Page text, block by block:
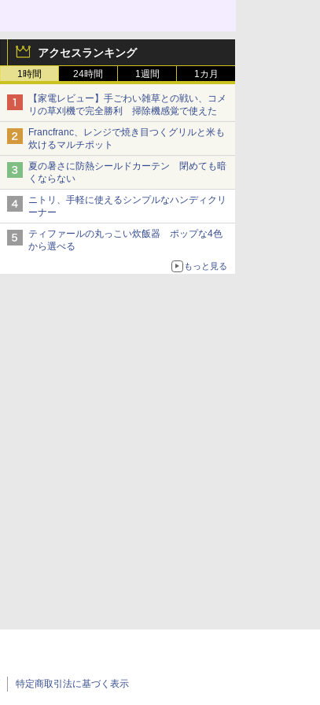
アクセスランキング
1時間 24時間 1週間 1カ月
【家電レビュー】手ごわい雑草との戦い、コメ
リの草刈機で完全勝利 掃除機感覚で使えた
Francfranc、レンジで焼き目つくグリルと米も
炊けるマルチポット
夏の暑さに防熱シールドカーテン 閉めても暗
くならない
ニトリ、手軽に使えるシンプルなハンディクリ
ーナー
ティファールの丸っこい炊飯器 ポップな4色
から選べる
もっと見る
特定商取引法に基づく表示